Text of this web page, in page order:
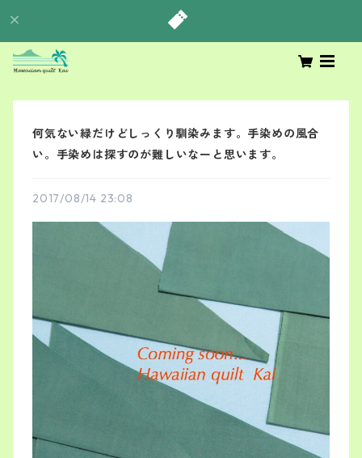
何気ない緑だけどしっくり馴染みます。手染めの風合
い。手染めは探すのが難しいなーと思います。
2017/08/14 23:08